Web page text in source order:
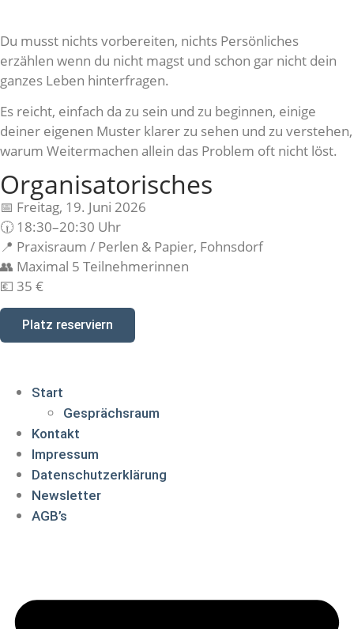
Du musst nichts vorbereiten, nichts Persönliches
erzählen wenn du nicht magst und schon gar nicht dein
ganzes Leben hinterfragen.
Es reicht, einfach da zu sein und zu beginnen, einige
deiner eigenen Muster klarer zu sehen und zu verstehen,
warum Weitermachen allein das Problem oft nicht löst.
Organisatorisches
📅 Freitag, 19. Juni 2026
🕡 18:30–20:30 Uhr
📍 Praxisraum / Perlen & Papier, Fohnsdorf
👥 Maximal 5 Teilnehmerinnen
💶 35 €
Platz reserviern
Start
Gesprächsraum
Kontakt
Impressum
Datenschutzerklärung
Newsletter
AGB’s